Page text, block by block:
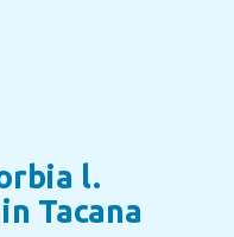
l.
Tacana